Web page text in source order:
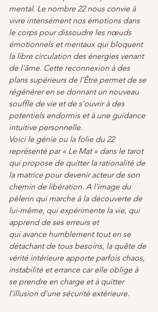
mental. Le nombre 22 nous convie à
vivre intensément nos émotions dans
le corps pour dissoudre les nœuds
émotionnels et mentaux qui bloquent
la libre circulation des énergies venant
de l’âme. Cette reconnexion à des
plans supérieurs de l’Être permet de se
régénérer en se donnant un nouveau
souffle de vie et de s’ouvrir à des
potentiels endormis et à une guidance
intuitive personnelle.
Voici le génie ou la folie du 22
représenté par « Le Mat » dans le tarot
qui propose de quitter la rationalité de
la matrice pour devenir acteur de son
chemin de libération. A l’image du
pèlerin qui marche à la découverte de
lui-même, qui expérimente la vie, qui
apprend de ses erreurs et
qui avance humblement tout en se
détachant de tous besoins, la quête de
vérité intérieure apporte parfois chaos,
instabilité et errance car elle oblige à
se prendre en charge et à quitter
l'illusion d'une sécurité extérieure.